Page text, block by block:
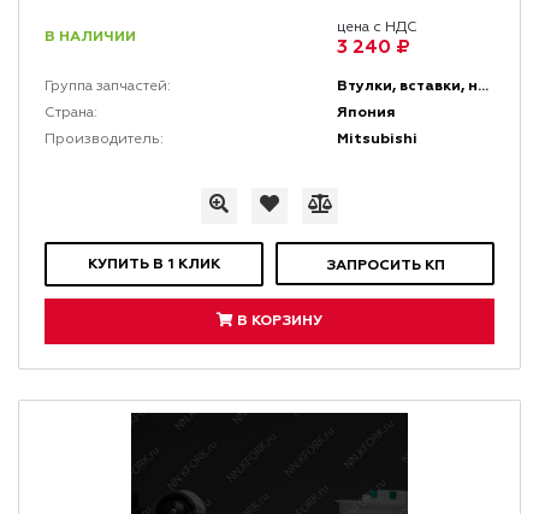
В НАЛИЧИИ
цена с НДС
3 240 ₽
Группа запчастей: Втулки, вставки, накладки и заглушки
Страна: Япония
Производитель: Mitsubishi
КУПИТЬ В 1 КЛИК ЗАПРОСИТЬ КП
В КОРЗИНУ